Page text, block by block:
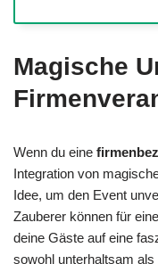
Magische
Wenn du eine
Integration von
Idee, um den Event
Zauberer können für
deine Gäste auf eine
sowohl unterhaltsam